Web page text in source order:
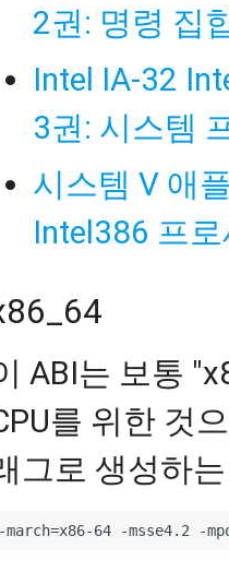
2권: 명령 집
Intel IA-32
3권: 시스템
시스템 V 애
Intel386 프
ABI는 보통
를 위한 것
그로 생성하